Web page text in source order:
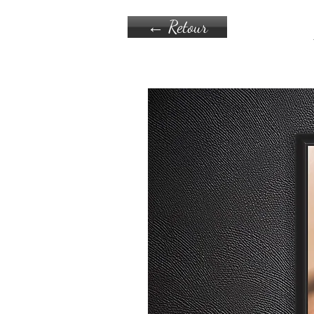
← Retour